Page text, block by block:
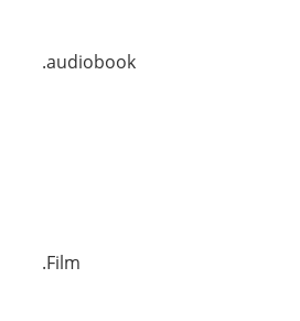
.audiobook
.Film